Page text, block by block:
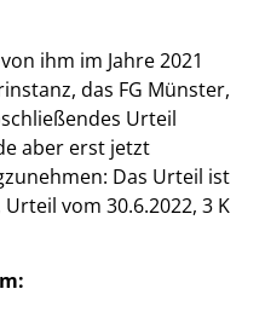
ihm im Jahre 2021
das FG Münster,
Urteil
aber erst jetzt
Das Urteil ist
vom 30.6.2022, 3 K